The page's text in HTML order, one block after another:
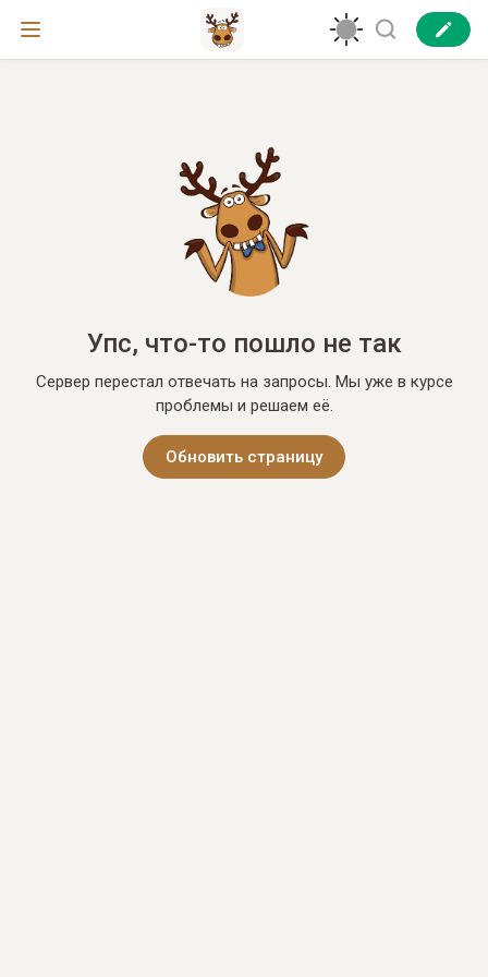
Упс, что-то пошло не так
Сервер перестал отвечать на запросы. Мы уже в курсе
проблемы и решаем её.
Обновить страницу